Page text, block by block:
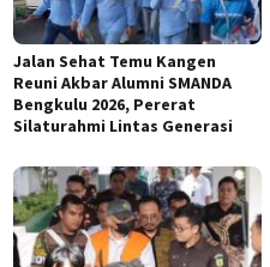
Jalan Sehat Temu Kangen
Reuni Akbar Alumni SMANDA
Bengkulu 2026, Pererat
Silaturahmi Lintas Generasi